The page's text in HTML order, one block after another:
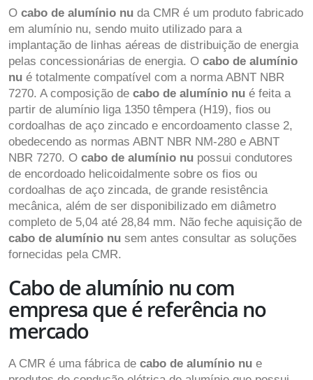
O cabo de alumínio nu da CMR é um produto fabricado
em alumínio nu, sendo muito utilizado para a
implantação de linhas aéreas de distribuição de energia
pelas concessionárias de energia. O cabo de alumínio
nu é totalmente compatível com a norma ABNT NBR
7270. A composição de cabo de alumínio nu é feita a
partir de alumínio liga 1350 têmpera (H19), fios ou
cordoalhas de aço zincado e encordoamento classe 2,
obedecendo as normas ABNT NBR NM-280 e ABNT
NBR 7270. O cabo de alumínio nu possui condutores
de encordoado helicoidalmente sobre os fios ou
cordoalhas de aço zincada, de grande resistência
mecânica, além de ser disponibilizado em diâmetro
completo de 5,04 até 28,84 mm. Não feche aquisição de
cabo de alumínio nu sem antes consultar as soluções
fornecidas pela CMR.
Cabo de alumínio nu com
empresa que é referência no
mercado
A CMR é uma fábrica de cabo de alumínio nu e